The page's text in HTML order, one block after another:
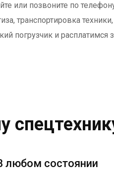
или позвоните по
транспортировка
погрузчик и расплатимся
любом состоянии